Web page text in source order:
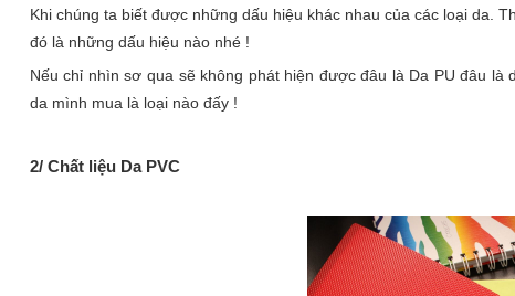
Khi chúng ta biết được những dấu hiệu khác nhau của các loại da.
đó là những dấu hiệu nào nhé !
Nếu chỉ nhìn sơ qua sẽ không phát hiện được đâu là Da PU đâu
da mình mua là loại nào đấy !
2/ Chất liệu Da PVC